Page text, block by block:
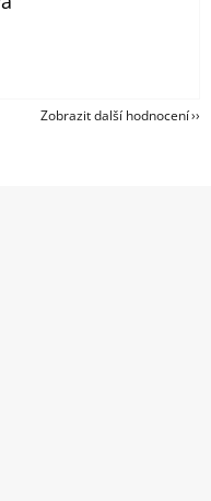
hvězdiček.
Zobrazit další hodnocení